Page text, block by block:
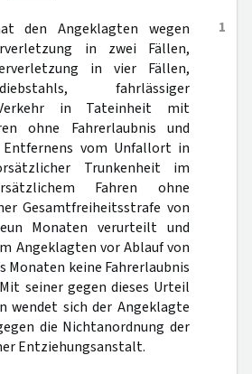
1
den Angeklagten wegen
in zwei Fällen,
in vier Fällen,
fahrlässiger
in Tateinheit mit
ohne Fahrerlaubnis und
vom Unfallort in
Trunkenheit im
Fahren ohne
Gesamtfreiheitsstrafe von
Monaten verurteilt und
Angeklagten vor Ablauf von
Monaten keine Fahrerlaubnis
seiner gegen dieses Urteil
wendet sich der Angeklagte
die Nichtanordnung der
Entziehungsanstalt.